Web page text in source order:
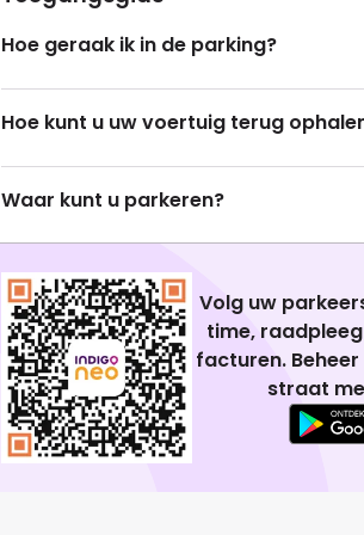
Hoe geraak ik in de parking?
Hoe kunt u uw voertuig terug
Waar kunt u parkeren?
Volg uw
time,
facturen.
straat